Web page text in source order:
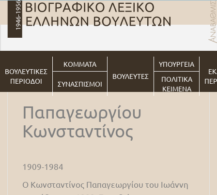
ΒΟΥΛΕΥΤΙΚΕΣ
ΠΕΡΙΟΔΟΙ
ΚΟΜΜΑΤΑ
ΒΟΥΛΕΥΤΕΣ
ΥΠΟΥΡΓΕΙΑ
ΣΥΝΑΣΠΙΣΜΟΙ
ΠΟΛΙΤΙΚΑ
ΚΕΙΜΕΝΑ
Παπαγεωργίου
Κωνσταντίνος
1909-1984
O Κωνσταντίνος Παπαγεωργίου του Ιωάννη